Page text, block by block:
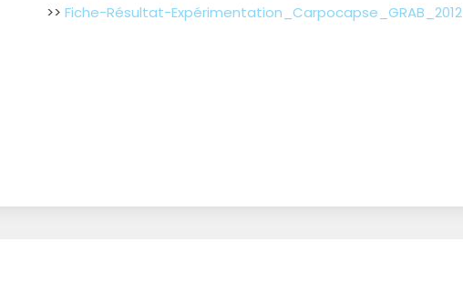
>> Fiche-Résultat-Expérimentation_Carpocapse_GRAB_2012